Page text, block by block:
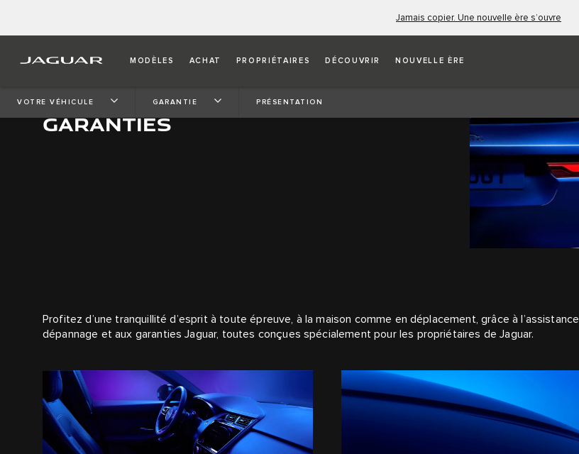
Jamais copier. Une nouvelle ère s’ouvre
MODÈLES ACHAT PROPRIÉTAIRES DÉCOUVRIR NOUVELLE ÈRE
VOTRE VÉHICULE GARANTIE PRÉSENTATION
GARANTIES
Profitez d’une tranquillité d’esprit à toute épreuve, à la maison comme en déplacement, grâce à l’assistance
dépannage et aux garanties Jaguar, toutes conçues spécialement pour les propriétaires de Jaguar.